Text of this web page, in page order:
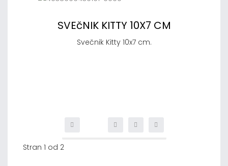
SVEčNIK KITTY 10X7 CM
Svečnik Kitty 10x7 cm.
Stran 1 od 2